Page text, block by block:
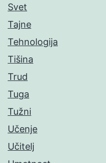
Svet
Tajne
Tehnologija
Tišina
Trud
Tuga
Tužni
Učenje
Učitelj